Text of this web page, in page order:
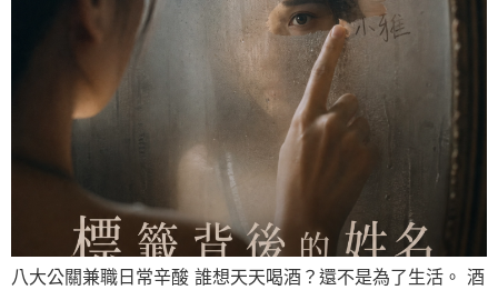
八大公關兼職日常辛酸 誰想天天喝酒？還不是為了生活。 酒